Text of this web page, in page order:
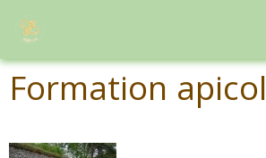
Formation